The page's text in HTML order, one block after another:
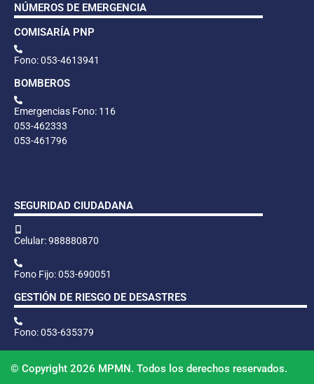
NÚMEROS DE EMERGENCIA
COMISARÍA PNP
Fono: 053-4613941
BOMBEROS
Emergencias Fono: 116
053-462333
053-461796
SEGURIDAD CIUDADANA
Celular: 988880870
Fono Fijo: 053-690051
GESTIÓN DE RIESGO DE DESASTRES
Fono: 053-635379
© Copyright 2026 MPMN. Todos los derechos reservados.